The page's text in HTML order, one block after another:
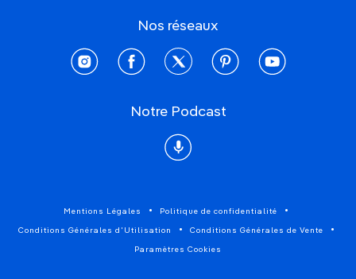
Nos réseaux
instagramfacebooktwitter pinterestyoutube
Notre Podcast
Podcast
Mentions Légales Politique de confidentialité
Conditions Générales d'Utilisation Conditions Générales de Vente
Paramètres Cookies